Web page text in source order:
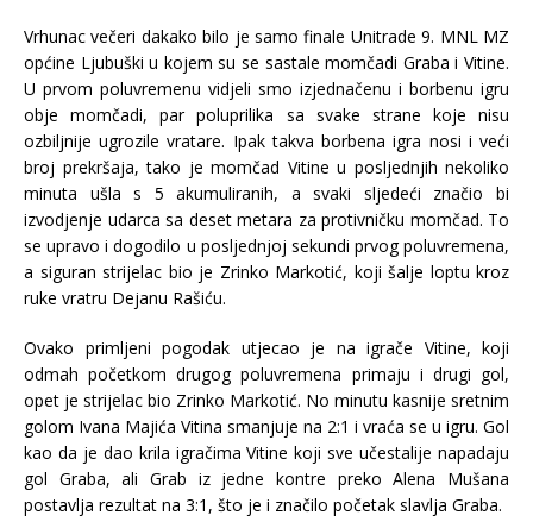
Vrhunac večeri dakako bilo je samo finale Unitrade 9. MNL MZ
općine Ljubuški u kojem su se sastale momčadi Graba i Vitine.
U prvom poluvremenu vidjeli smo izjednačenu i borbenu igru
obje momčadi, par poluprilika sa svake strane koje nisu
ozbiljnije ugrozile vratare. Ipak takva borbena igra nosi i veći
broj prekršaja, tako je momčad Vitine u posljednjih nekoliko
minuta ušla s 5 akumuliranih, a svaki sljedeći značio bi
izvodjenje udarca sa deset metara za protivničku momčad. To
se upravo i dogodilo u posljednjoj sekundi prvog poluvremena,
a siguran strijelac bio je Zrinko Markotić, koji šalje loptu kroz
ruke vratru Dejanu Rašiću.
Ovako primljeni pogodak utjecao je na igrače Vitine, koji
odmah početkom drugog poluvremena primaju i drugi gol,
opet je strijelac bio Zrinko Markotić. No minutu kasnije sretnim
golom Ivana Majića Vitina smanjuje na 2:1 i vraća se u igru. Gol
kao da je dao krila igračima Vitine koji sve učestalije napadaju
gol Graba, ali Grab iz jedne kontre preko Alena Mušana
postavlja rezultat na 3:1, što je i značilo početak slavlja Graba.